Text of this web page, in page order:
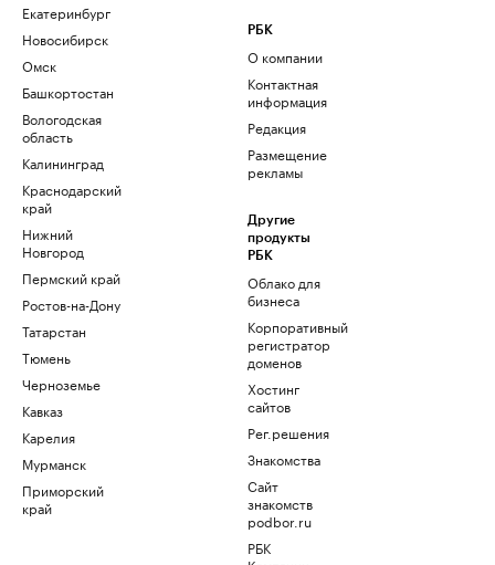
Екатеринбург
Новосибирск
Омск
Башкортостан
Вологодская
область
Калининград
Краснодарский
край
Нижний
Новгород
Пермский край
Ростов-на-Дону
Татарстан
Тюмень
Черноземье
Кавказ
Карелия
Мурманск
Приморский
край
РБК
О компании
Контактная
информация
Редакция
Размещение
рекламы
Другие
продукты
РБК
Облако для
бизнеса
Корпоративный
регистратор
доменов
Хостинг
сайтов
Рег.решения
Знакомства
Сайт
знакомств
podbor.ru
РБК